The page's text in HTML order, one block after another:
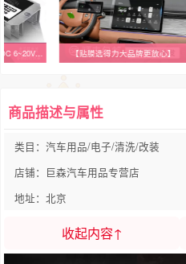
12V转12V稳压模块DC-DC 6~20V转12V1A3A5A8A10A20A电源自动升降压 【贴膜选得力大品牌更放心】
商品描述与属性
类目：汽车用品/电子/清洗/改装
店铺：巨森汽车用品专营店
地址：北京
收起内容↑